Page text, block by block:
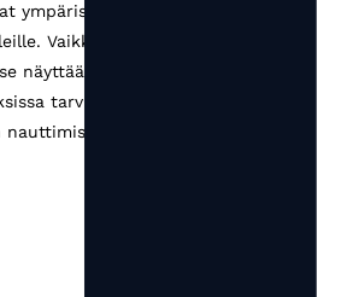
ympäristöystävällisiä
Vaikka "ei olkia" näyttää
näyttää epätodennäköiseltä,
tarvitsemme silti pillejä,
Tässä tilanteessa